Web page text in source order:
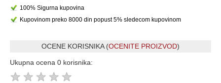
100% Sigurna kupovina
Kupovinom preko 8000 din popust 5% sledecom kupovinom
OCENE KORISNIKA (OCENITE PROIZVOD)
Ukupna ocena 0 korisnika:
★ ★ ★ ★ ★